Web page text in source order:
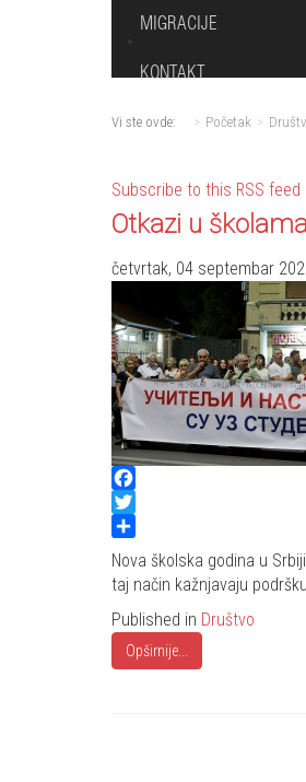
MIGRACIJE
KONTAKT
Vi ste ovde: Početak
Subscribe to this RSS feed
Otkazi u
četvrtak, 04 septembar
Facebook
Twitter
Share
Nova školska godina u
taj način kažnjavaju
Published in Društvo
Opširnije...